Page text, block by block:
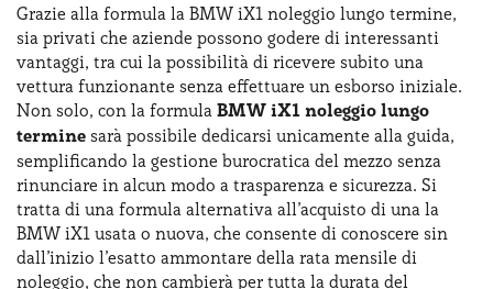
Grazie alla formula la BMW iX1 noleggio lungo termine,
sia privati che aziende possono godere di interessanti
vantaggi, tra cui la possibilità di ricevere subito una
vettura funzionante senza effettuare un esborso iniziale.
Non solo, con la formula BMW iX1 noleggio lungo
termine sarà possibile dedicarsi unicamente alla guida,
semplificando la gestione burocratica del mezzo senza
rinunciare in alcun modo a trasparenza e sicurezza. Si
tratta di una formula alternativa all’acquisto di una la
BMW iX1 usata o nuova, che consente di conoscere sin
dall’inizio l’esatto ammontare della rata mensile di
noleggio, che non cambierà per tutta la durata del